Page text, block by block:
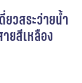
ยวสระว่ายน้ำ
ยสีเหลือง